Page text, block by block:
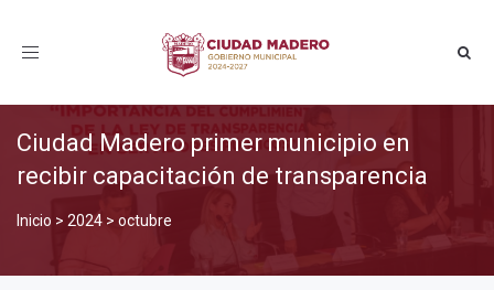
Toggle
Ciudad Madero primer municipio en
recibir capacitación de transparencia
Inicio > 2024 > octubre